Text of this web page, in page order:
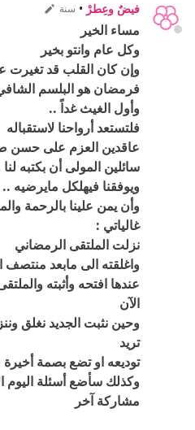
فيضٌ وعِطرْ • سنة
مساء الخير
وكل عام وانتو بخير
وإن كان القلب قد تغيرت
فرمضان هو البلسم
وأول الغيث غداً ..
فلتستعد أرواحنا لاستقباله
عاقدين العزم على حسن
سائلين المولى أن بكتبه
ويوفقنا فيهلكل مايرضيه ..
وأن يمن علينا بالرحمة
غالياتي :
نزلت الملتقى الرمضاني
واغلقته الى مابعد منتصف
عندها افتحه وأثبته
الآن
وحين نثبت الجديد نغلق
تريد
توديعه او تضع بصمة
وكذلك سأضع أسئلة
مشاركة آخر